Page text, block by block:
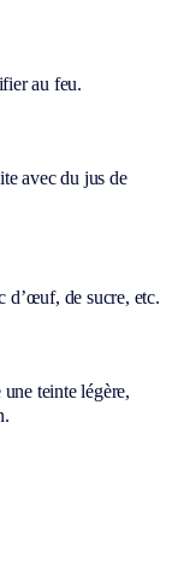
au feu.
avec du jus de
d’œuf, de sucre, etc.
teinte légère,